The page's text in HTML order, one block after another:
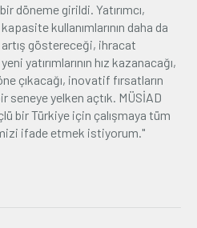
döneme girildi. Yatırımcı,
kullanımlarının daha da
artış göstereceği, ihracat
yatırımlarının hız kazanacağı,
çıkacağı, inovatif fırsatların
seneye yelken açtık. MÜSİAD
bir Türkiye için çalışmaya tüm
ifade etmek istiyorum."